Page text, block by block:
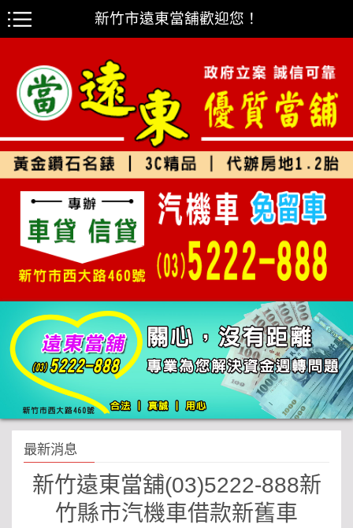
新竹市遠東當舖歡迎您！
最新消息
新竹遠東當舖(03)5222-888新
竹縣市汽機車借款新舊車